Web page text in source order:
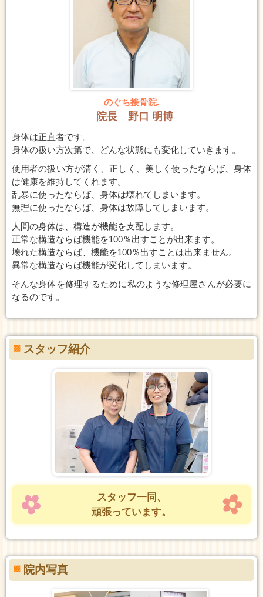
のぐち接骨院.
院長 野口 明博
身体は正直者です。
身体の扱い方次第で、どんな状態にも変化していきます。
使用者の扱い方が清く、正しく、美しく使ったならば、身体
は健康を維持してくれます。
乱暴に使ったならば、身体は壊れてしまいます。
無理に使ったならば、身体は故障してしまいます。
人間の身体は、構造が機能を支配します。
正常な構造ならば機能を100％出すことが出来ます。
壊れた構造ならば、機能を100％出すことは出来ません。
異常な構造ならば機能が変化してしまいます。
そんな身体を修理するために私のような修理屋さんが必要に
なるのです。
スタッフ紹介
スタッフ一同、
頑張っています。
院内写真